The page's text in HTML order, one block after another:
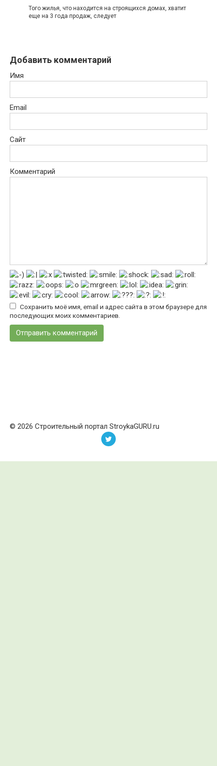
Того жилья, что находится на строящихся домах, хватит
еще на 3 года продаж, следует
Добавить комментарий
Имя
Email
Сайт
Комментарий
Сохранить моё имя, email и адрес сайта в этом браузере для
последующих моих комментариев.
© 2026 Строительный портал StroykaGURU.ru